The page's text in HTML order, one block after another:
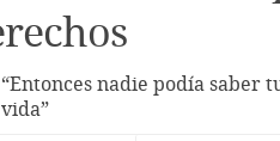
“Entonces nadie podía saber
vida”